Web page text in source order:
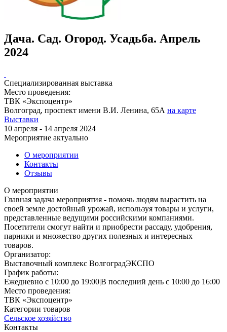
Дача. Сад. Огород. Усадьба. Апрель
2024
Специализированная выставка
Место проведения:
ТВК «Экспоцентр»
Волгоград, проспект имени В.И. Ленина, 65А на карте
Выставки
10 апреля - 14 апреля 2024
Мероприятие актуально
О мероприятии
Контакты
Отзывы
О мероприятии
Главная задача мероприятия - помочь людям вырастить на
своей земле достойный урожай, используя товары и услуги,
представленные ведущими российскими компаниями.
Посетители смогут найти и приобрести рассаду, удобрения,
парники и множество других полезных и интересных
товаров.
Организатор:
Выставочный комплекс ВолгоградЭКСПО
График работы:
Ежедневно с 10:00 до 19:00|В последний день с 10:00 до 16:00
Место проведения:
ТВК «Экспоцентр»
Категории товаров
Сельское хозяйство
Контакты